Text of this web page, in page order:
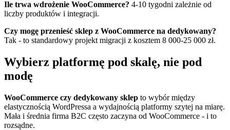
Ile trwa wdrożenie WooCommerce? 4-10 tygodni zależnie od
liczby produktów i integracji.
Czy mogę przenieść sklep z WooCommerce na dedykowany?
Tak - to standardowy projekt migracji z kosztem 8 000-25 000 zł.
Wybierz platformę pod skalę, nie pod
modę
WooCommerce czy dedykowany sklep to wybór między
elastycznością WordPressa a wydajnością platformy szytej na miarę.
Mała i średnia firma B2C często zaczyna od WooCommerce - i to
rozsądne.